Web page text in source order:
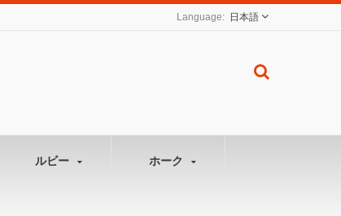
日本語
ルビー ホーク